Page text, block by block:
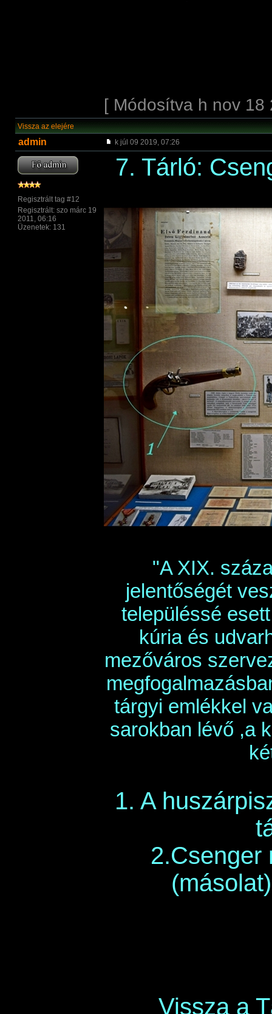
[ Módosítva h nov 18
Vissza az elejére
admin k júl 09 2019, 07:26
Regisztrált tag #12
Regisztrált: szo márc 19
2011, 06:16
Üzenetek: 131
7. Tárló:
"A XIX.
jelentőségét
településsé
kúria és
mezőváros
tárgyi emlékkel
sarokban lévő ,a
1. A
2.Csenger
Vissza a